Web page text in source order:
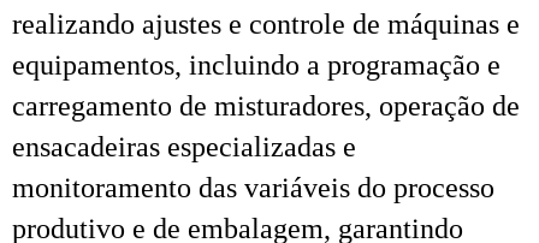
realizando ajustes e controle de máquinas e
equipamentos, incluindo a programação e
carregamento de misturadores, operação de
ensacadeiras especializadas e
monitoramento das variáveis do processo
produtivo e de embalagem, garantindo